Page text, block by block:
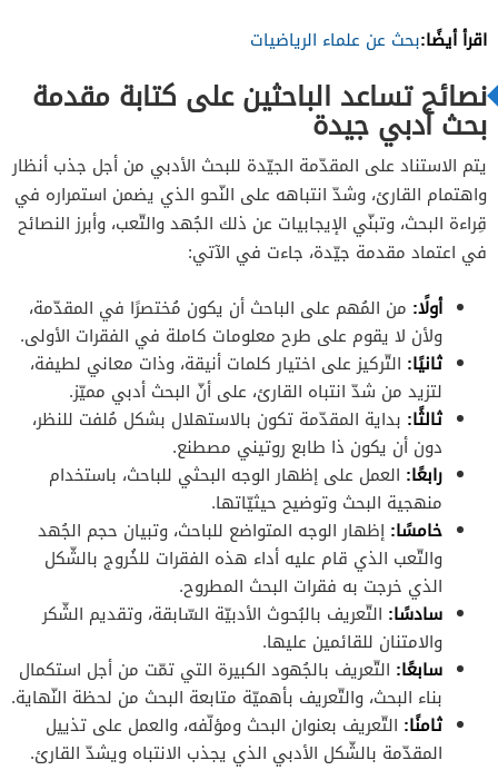
اقرأ أيضًا:بحث عن علماء الرياضيات
نصائح تساعد الباحثين على كتابة مقدمة
بحث أدبي جيدة
يتم الاستناد على المقدّمة الجيّدة للبحث الأدبي من أجل جذب أنظار
واهتمام القارئ، وشدّ انتباهه على النّحو الذي يضمن استمراره في
قِراءة البحث، وتبنّي الإيجابيات عن ذلك الجُهد والتّعب، وأبرز النصائح
في اعتماد مقدمة جيّدة، جاءت في الآتي:
أولًا: من المُهم على الباحث أن يكون مُختصرًا في المقدّمة،
ولأن لا يقوم على طرح معلومات كاملة في الفقرات الأولى.
ثانيًا: التّركيز على اختيار كلمات أنيقة، وذات معاني لطيفة،
لتزيد من شدّ انتباه القارئ، على أنّ البحث أدبي مميّز.
ثالثًا: بداية المقدّمة تكون بالاستهلال بشكل مُلفت للنظر،
دون أن يكون ذا طابع روتيني مصطنع.
رابعًا: العمل على إظهار الوجه البحثي للباحث، باستخدام
منهجية البحث وتوضيح حيثيّاتها.
خامسًا: إظهار الوجه المتواضع للباحث، وتبيان حجم الجُهد
والتّعب الذي قام عليه أداء هذه الفقرات للخُروج بالشّكل
الذي خرجت به فقرات البحث المطروح.
سادسًا: التّعريف بالبُحوث الأدبيّة السّابقة، وتقديم الشّكر
والامتنان للقائمين عليها.
سابعًا: التّعريف بالجُهود الكبيرة التي تمّت من أجل استكمال
بناء البحث، والتّعريف بأهميّة متابعة البحث من لحظة النّهاية.
ثامنًا: التّعريف بعنوان البحث ومؤلّفه، والعمل على تذييل
المقدّمة بالشّكل الأدبي الذي يجذب الانتباه ويشدّ القارئ.